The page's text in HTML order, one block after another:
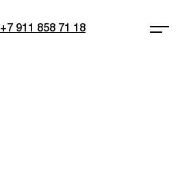
+7 911 858 71 18